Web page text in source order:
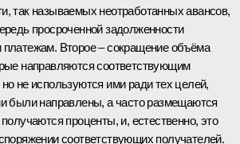
так называемых неотработанных авансов,
просроченной задолженности
Второе – сокращение объёма
направляются соответствующим
не используются ими ради тех целей,
были направлены, а часто размещаются
проценты, и, естественно, это
соответствующих получателей.